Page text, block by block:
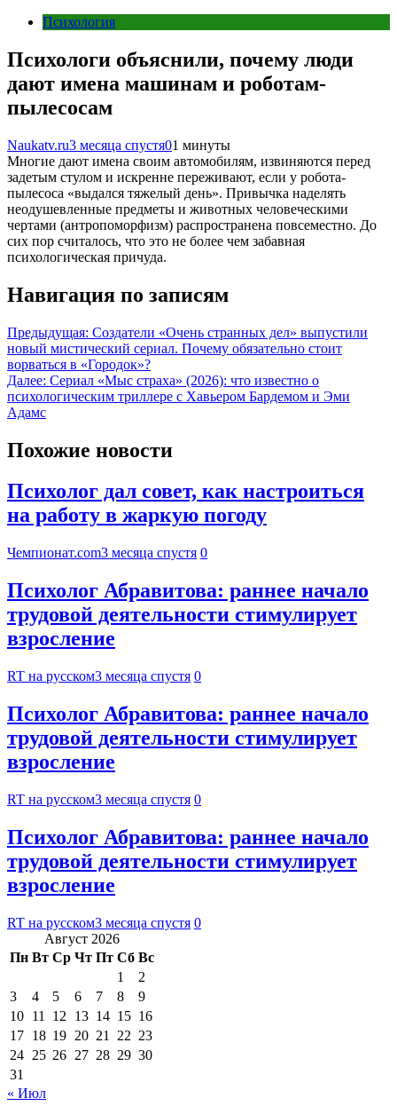
Психология
Психологи объяснили, почему люди
дают имена машинам и роботам-
пылесосам
Naukatv.ru3 месяца спустя01 минуты
Многие дают имена своим автомобилям, извиняются перед
задетым стулом и искренне переживают, если у робота-
пылесоса «выдался тяжелый день». Привычка наделять
неодушевленные предметы и животных человеческими
чертами (антропоморфизм) распространена повсеместно. До
сих пор считалось, что это не более чем забавная
психологическая причуда.
Навигация по записям
Предыдущая: Создатели «Очень странных дел» выпустили
новый мистический сериал. Почему обязательно стоит
ворваться в «Городок»?
Далее: Сериал «Мыс страха» (2026): что известно о
психологическим триллере с Хавьером Бардемом и Эми
Адамс
Похожие новости
Психолог дал совет, как настроиться
на работу в жаркую погоду
Чемпионат.com3 месяца спустя 0
Психолог Абравитова: раннее начало
трудовой деятельности стимулирует
взросление
RT на русском3 месяца спустя 0
Психолог Абравитова: раннее начало
трудовой деятельности стимулирует
взросление
RT на русском3 месяца спустя 0
Психолог Абравитова: раннее начало
трудовой деятельности стимулирует
взросление
RT на русском3 месяца спустя 0
Август 2026
Пн Вт Ср Чт Пт Сб Вс
1
2
3
4 5 6 7 8
9
10 11 12 13 14 15 16
17 18 19 20 21 22 23
24 25 26 27 28 29 30
31
« Июл